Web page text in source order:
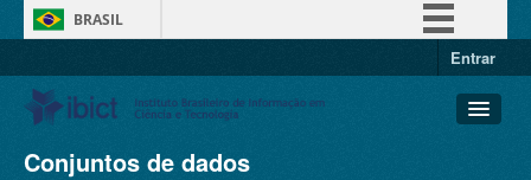
BRASIL
Entrar
Conjuntos de dados
Conjuntos de dados